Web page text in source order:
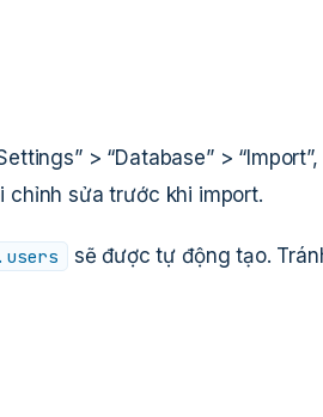
> “Database” > “Import”,
chỉnh sửa trước khi import.
sẽ được tự động tạo.